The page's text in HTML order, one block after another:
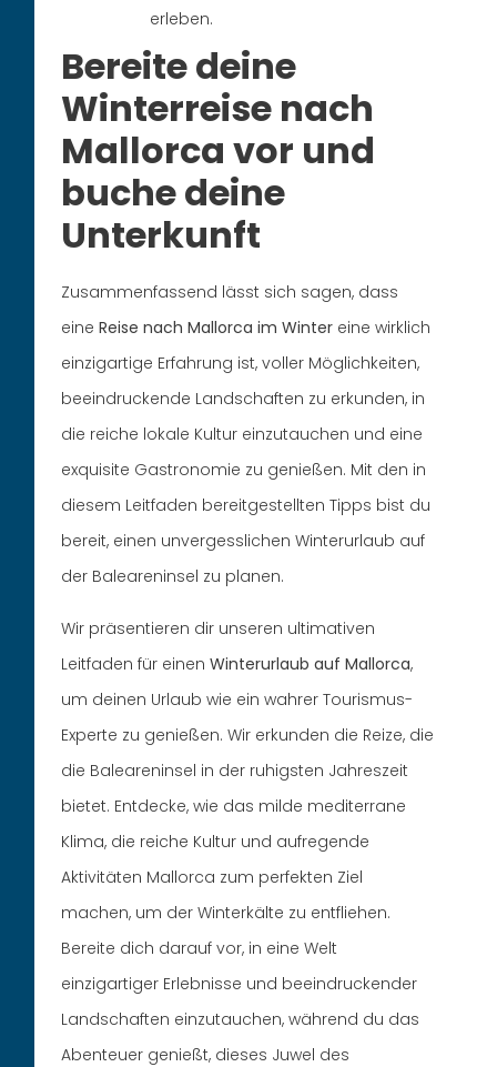
erleben.
Bereite deine
Winterreise nach
Mallorca vor und
buche deine
Unterkunft
Zusammenfassend lässt sich sagen, dass
eineReise nach Mallorca im Winter eine wirklich
einzigartige Erfahrung ist, voller Möglichkeiten,
beeindruckende Landschaften zu erkunden, in
die reiche lokale Kultur einzutauchen und eine
exquisite Gastronomie zu genießen. Mit den in
diesem Leitfaden bereitgestellten Tipps bist du
bereit, einen unvergesslichen Winterurlaub auf
der Baleareninsel zu planen.
Wir präsentieren dir unseren ultimativen
Leitfaden für einenWinterurlaub auf Mallorca,
um deinen Urlaub wie ein wahrer Tourismus-
Experte zu genießen. Wir erkunden die Reize, die
die Baleareninsel in der ruhigsten Jahreszeit
bietet. Entdecke, wie das milde mediterrane
Klima, die reiche Kultur und aufregende
Aktivitäten Mallorca zum perfekten Ziel
machen, um der Winterkälte zu entfliehen.
Bereite dich darauf vor, in eine Welt
einzigartiger Erlebnisse und beeindruckender
Landschaften einzutauchen, während du das
Abenteuer genießt, dieses Juwel des